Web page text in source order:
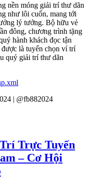
nền móng giải trí thư dãn
như lôi cuốn, mang tới
lý tưởng. Bộ hữu vẻ
đông, chương trình tặng
hành khách đọc tận
được là tuyển chọn ví trí
quý giải trí thư dãn
| @fb882024
Trực Tuyến
– Cơ Hội